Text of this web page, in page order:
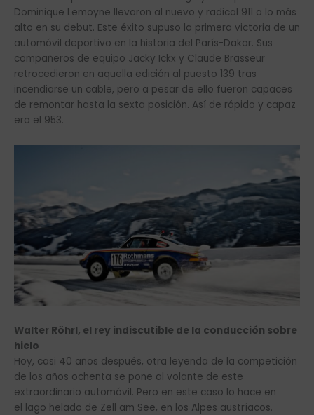
Dominique Lemoyne llevaron al nuevo y radical 911 a lo más
alto en su debut. Este éxito supuso la primera victoria de un
automóvil deportivo en la historia del París-Dakar. Sus
compañeros de equipo Jacky Ickx y Claude Brasseur
retrocedieron en aquella edición al puesto 139 tras
incendiarse un cable, pero a pesar de ello fueron capaces
de remontar hasta la sexta posición. Así de rápido y capaz
era el 953.
Walter Röhrl, el rey indiscutible de la conducción sobre
hielo
Hoy, casi 40 años después, otra leyenda de la competición
de los años ochenta se pone al volante de este
extraordinario automóvil. Pero en este caso lo hace en
el lago helado de Zell am See, en los Alpes austríacos.